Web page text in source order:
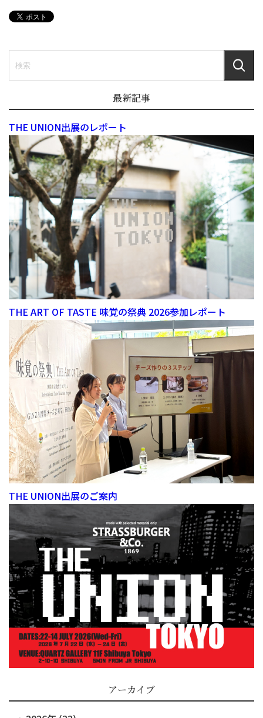
最新記事
THE UNION出展のレポート
THE ART OF TASTE 味覚の祭典 2026参加レポート
THE UNION出展のご案内
アーカイブ